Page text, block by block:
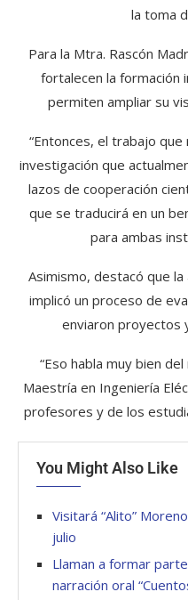
la toma
Para la Mtra. Rascón
fortalecen la formación
permiten ampliar su
“Entonces, el trabajo
investigación que
lazos de cooperación
que se traducirá en un
para ambas
Asimismo, destacó que
implicó un proceso de
enviaron proyectos
“Eso habla muy bien
Maestría en Ingeniería
profesores y de los
You Might Also Like
Visitará “Alito”
julio
Llaman a formar
narración oral